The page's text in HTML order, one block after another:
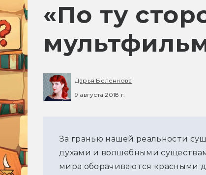
«По ту
Дарья Беленкова
9 августа 2018 г.
За гранью нашей реальности
духами и волшебными
мира оборачиваются красными